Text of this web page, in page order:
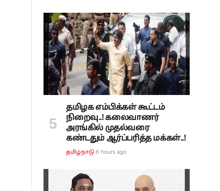
தமிழக எம்பிக்கள் கூட்டம்
நிறைவு..! கலைவாணர்
அரங்கில் முதல்வரை
கண்டதும் ஆர்ப்பரித்த மக்கள்..!
தமிழ்நாடு 6 hours ago